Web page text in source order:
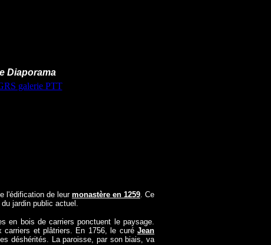
Diaporama
l'édification de leur monastère en 1259. Ce
jardin public actuel.
en bois de carriers ponctuent le paysage.
carriers et plâtriers. En 1756, le curéJean
déshérités. La paroisse, par son biais, va